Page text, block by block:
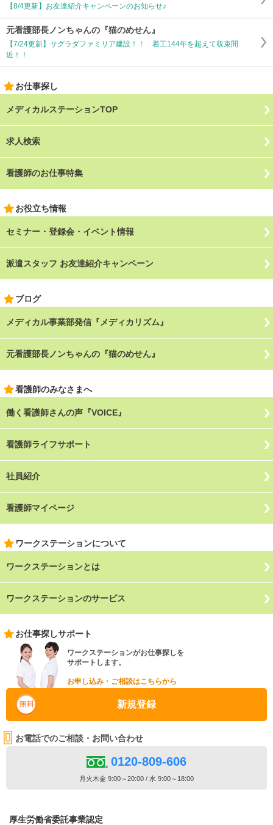
【8/4更新】お友達紹介キャンペーンのお知らせ♪
元看護部長ノンちゃんの『猫のめせん』
【7/24更新】サグラダファミリア建設！！ 着工144年を超えて収束間
近！！
お仕事探し
メディカルステーションTOP
求人検索
看護師のお仕事特集
お役立ち情報
セミナー・登録会・イベント情報
派遣スタッフ お友達紹介キャンペーン
ブログ
メディカル事業部発信『メディカリズム』
元看護部長ノンちゃんの『猫のめせん』
看護師のみなさまへ
働く看護師さんの声『VOICE』
看護師ライフサポート
社員紹介
看護師マイページ
ワークステーションについて
ワークステーションとは
ワークステーションのサービス
お仕事探しサポート
ワークステーションがお仕事探しを
サポートします。
お申し込み・ご相談はこちらから
新規登録
お電話でのご相談・お問い合わせ
0120-809-606
月火木金 9:00～20:00 / 水 9:00～18:00
厚生労働省委託事業認定